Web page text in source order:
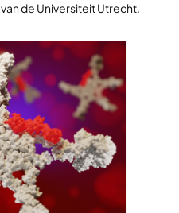
van de Universiteit Utrecht.